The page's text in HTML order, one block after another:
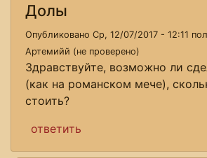
Долы
Опубликовано Ср, 12/07/2017 - 12:11
Артемийй (не проверено)
Здравствуйте, возможно ли
(как на романском мече),
стоить?
ответить